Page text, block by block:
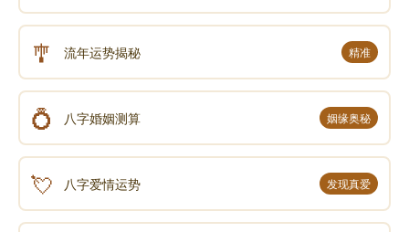
🎐 流年运势揭秘 精准
💍 八字婚姻测算 姻缘奥秘
💘 八字爱情运势 发现真爱